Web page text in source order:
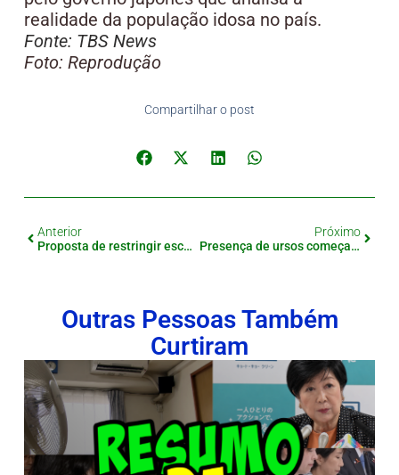
realidade da população idosa no país.
Fonte: TBS News
Foto: Reprodução
Compartilhar o post
Anterior
Proposta de restringir escaladas no Monte Fuji recebe críticas
Próximo
Presença de ursos começa a afetar escolas, comércio e turismo no Japão
Outras Pessoas Também
Curtiram